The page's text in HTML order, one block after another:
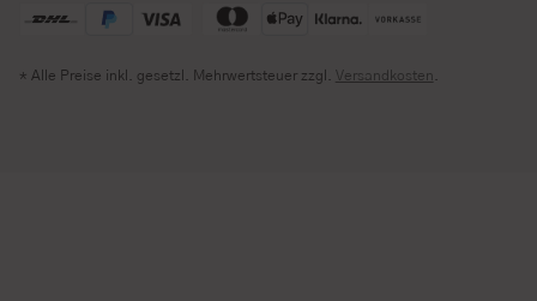
* Alle Preise inkl. gesetzl. Mehrwertsteuer zzgl. Versandkosten